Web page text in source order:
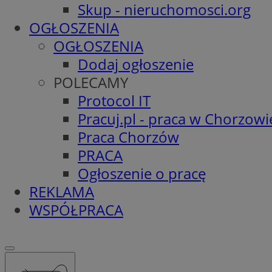
Skup - nieruchomosci.org
OGŁOSZENIA
OGŁOSZENIA
Dodaj ogłoszenie
POLECAMY
Protocol IT
Pracuj.pl - praca w
Praca Chorzów
PRACA
Ogłoszenie o pracę
REKLAMA
WSPÓŁPRACA